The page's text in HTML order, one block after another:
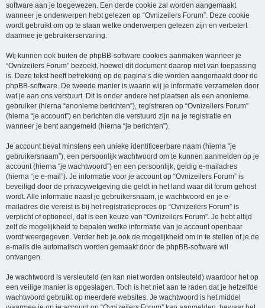
software aan je toegewezen. Een derde cookie zal worden aangemaakt
wanneer je onderwerpen hebt gelezen op “Ovnizeilers Forum”. Deze cookie
wordt gebruikt om op te slaan welke onderwerpen gelezen zijn en verbetert
daarmee je gebruikerservaring.
Wij kunnen ook buiten de phpBB-software cookies aanmaken wanneer je
“Ovnizeilers Forum” bezoekt, hoewel dit document daarop niet van toepassing
is. Deze tekst heeft betrekking op de pagina’s die worden aangemaakt door de
phpBB-software. De tweede manier is waarin wij je informatie verzamelen door
wat je aan ons verstuurt. Dit is onder andere het plaatsen als een anonieme
gebruiker (hierna “anonieme berichten”), registreren op “Ovnizeilers Forum”
(hierna “je account”) en berichten die verstuurd zijn na je registratie en
wanneer je bent aangemeld (hierna “je berichten”).
Je account bevat minstens een unieke identificeerbare naam (hierna “je
gebruikersnaam”), een persoonlijk wachtwoord om te kunnen aanmelden op je
account (hierna “je wachtwoord”) en een persoonlijk, geldig e-mailadres
(hierna “je e-mail”). Je informatie voor je account op “Ovnizeilers Forum” is
beveiligd door de privacywetgeving die geldt in het land waar dit forum gehost
wordt. Alle informatie naast je gebruikersnaam, je wachtwoord en je e-
mailadres die vereist is bij het registratieproces op “Ovnizeilers Forum” is
verplicht of optioneel, dat is een keuze van “Ovnizeilers Forum”. Je hebt altijd
zelf de mogelijkheid te bepalen welke informatie van je account openbaar
wordt weergegeven. Verder heb je ook de mogelijkheid om in te stellen of je de
e-mails die automatisch worden gemaakt door de phpBB-software wil
ontvangen.
Je wachtwoord is versleuteld (en kan niet worden ontsleuteld) waardoor het op
een veilige manier is opgeslagen. Toch is het niet aan te raden dat je hetzelfde
wachtwoord gebruikt op meerdere websites. Je wachtwoord is het middel